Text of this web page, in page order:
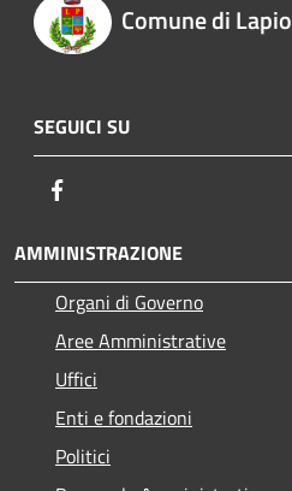
Comune di Lapio
SEGUICI SU
AMMINISTRAZIONE
Organi di Governo
Aree Amministrative
Uffici
Enti e fondazioni
Politici